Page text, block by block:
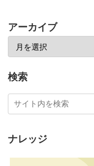
アーカイブ
検索
ナレッジ